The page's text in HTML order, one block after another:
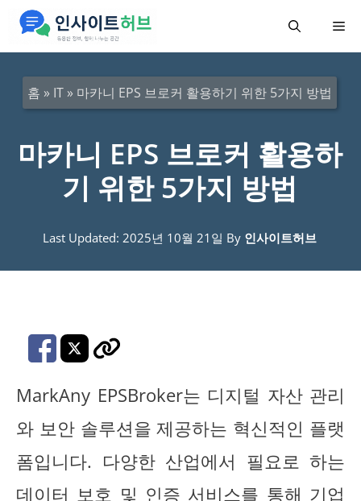
메
홈 » IT » 마카니 EPS 브로커 활용하기 위한 5가지 방법
마카니 EPS 브로커 활용하
기 위한 5가지 방법
Last Updated: 2025년 10월 21일 By 인사이트허브
MarkAny EPSBroker는 디지털 자산 관리
와 보안 솔루션을 제공하는 혁신적인 플랫
폼입니다. 다양한 산업에서 필요로 하는
데이터 보호 및 인증 서비스를 통해 기업